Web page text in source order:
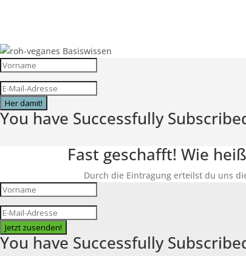
Her damit!
You have Successfully
Fast geschafft! Wie
Durch die Eintragung erteilst du uns
Jetzt zusenden!
You have Successfully